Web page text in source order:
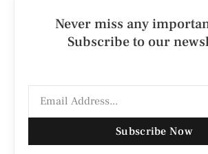
Never miss any
Subscribe to our
Subscribe Now